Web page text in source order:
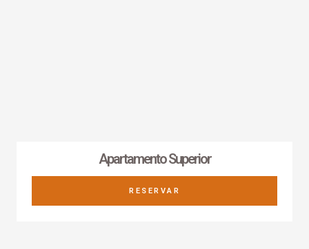
Apartamento Superior
RESERVAR